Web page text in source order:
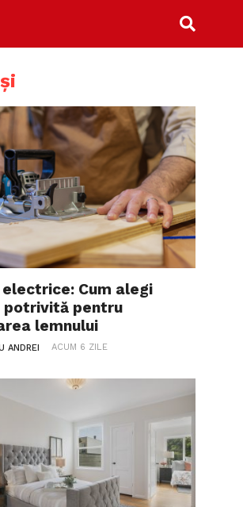
electrice: Cum alegi
potrivită pentru
lemnului
ANDREI ACUM 6 ZILE